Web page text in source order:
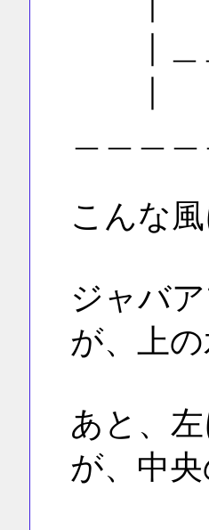
こんな
ジャバ
が、上
あと、
が、中